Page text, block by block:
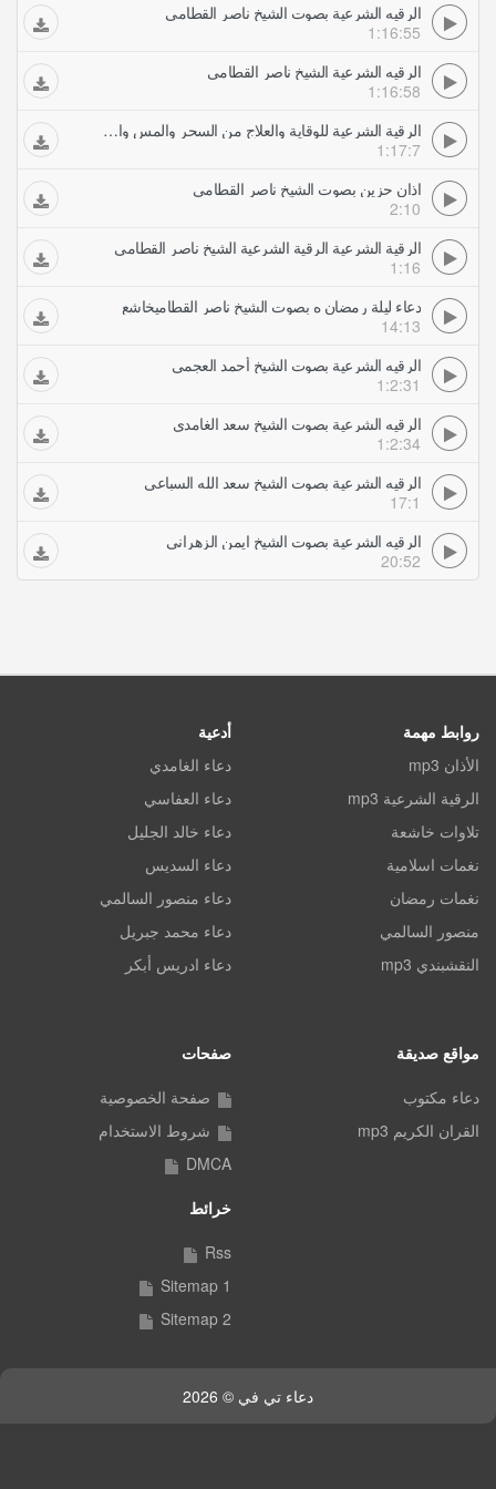
الرقيه الشرعية بصوت الشيخ ناصر القطامي
1:16:55
الرقيه الشرعية الشيخ ناصر القطامي
1:16:58
الرقية الشرعية للوقاية والعلاج من السحر والمس والعين والحسد بصوت الشيخ ناصر القطامي
1:17:7
اذان حزين بصوت الشيخ ناصر القطامي
2:10
الرقية الشرعية الرقية الشرعية الشيخ ناصر القطامي
1:16
دعاء ليلة رمضان ه بصوت الشيخ ناصر القطاميخاشع
14:13
الرقيه الشرعية بصوت الشيخ أحمد العجمي
1:2:31
الرقيه الشرعية بصوت الشيخ سعد الغامدي
1:2:34
الرقيه الشرعية بصوت الشيخ سعد الله السباعي
17:1
الرقيه الشرعية بصوت الشيخ ايمن الزهراني
20:52
روابط مهمة
الأذان mp3
الرقية الشرعية mp3
تلاوات خاشعة
نغمات اسلامية
نغمات رمضان
منصور السالمي
النقشبندي mp3
أدعية
دعاء الغامدي
دعاء العفاسي
دعاء خالد الجليل
دعاء السديس
دعاء منصور السالمي
دعاء محمد جبريل
دعاء ادريس أبكر
مواقع صديقة
دعاء مكتوب
القران الكريم mp3
صفحات
صفحة الخصوصية
شروط الاستخدام
DMCA
خرائط
Rss
Sitemap 1
Sitemap 2
دعاء تي في © 2026